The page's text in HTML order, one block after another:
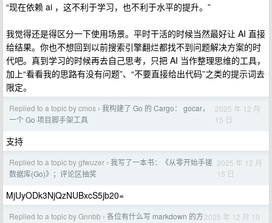
“现在依赖 ai ，这不利于学习，也不利于水平的提升。”
我觉得还是得区分一下使用场景。平时干活的时候当然最好让 AI 直接
给结果。你也不想回到以前搜索引擎翻烂都找不到问题解决方案的时
代吧。真到学习的时候再去自己思考，只把 AI 当作整理思维的工具，
加上“看看我的思路有没有问题”、“不要直接给出代码”之类的提示词去
限定。
Replied to a topic by cmos › 我构建了 Go 的 Cargo： gocar，
一个 Go 项目脚手架工具
2025 年 12 月
15 日
支持
Replied to a topic by gfwuzer › 我写了一本书：《从零开始手搓
数据库(Go)》；评论区抽奖
2025 年 12 月
15 日
MjUyODk3NjQzNUBxcS5jb20=
Replied to a topic by Gnnbb › 各位有什么写 markdown 的方2025 年 12 月 10